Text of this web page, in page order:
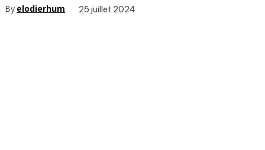
By elodierhum 25 juillet 2024